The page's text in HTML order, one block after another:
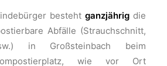
besteht ganzjährig die
Abfälle (Strauchschnitt,
in Großsteinbach beim
wie vor Ort